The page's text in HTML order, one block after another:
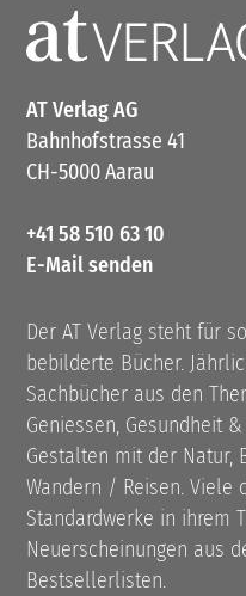
AT Verlag AG
Bahnhofstrasse 41
CH-5000 Aarau
+41 58 510 63 10
E-Mail senden
Der AT Verlag steht für
bebilderte Bücher.
Sachbücher aus den
Geniessen, Gesundheit
Gestalten mit der Natur,
Wandern / Reisen. Viele
Standardwerke in ihrem
Neuerscheinungen aus
Bestsellerlisten.